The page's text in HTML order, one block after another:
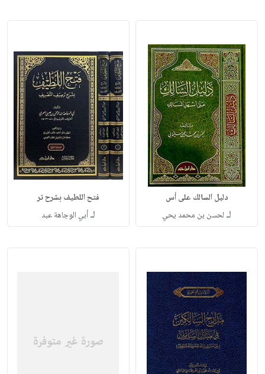
دليل السالك على أس
لـ لحسن بن محمد يحي
فتح اللطيف بشرح تر
لـأبي الوجاهة عبد